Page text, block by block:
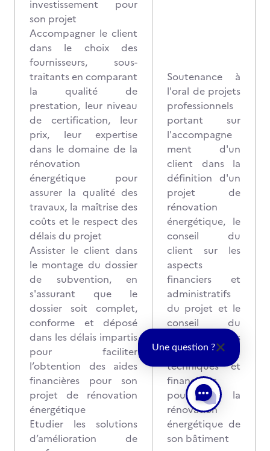
investissement pour
son projet
Accompagner le client
dans le choix des
fournisseurs, sous-
traitants en comparant
la qualité de
prestation, leur niveau
de certification, leur
prix, leur expertise
dans le domaine de la
rénovation
énergétique pour
assurer la qualité des
travaux, la maîtrise des
coûts et le respect des
délais du projet
Assister le client dans
le montage du dossier
de subvention, en
s'assurant que le
dossier soit complet,
conforme et déposé
dans les délais impartis
pour faciliter
l’obtention des aides
financières pour son
projet de rénovation
énergétique
Etudier les solutions
d’amélioration de
Soutenance à
l'oral de projets
professionnels
portant sur
l'accompagne
ment d'un
client dans la
définition d'un
projet de
rénovation
énergétique, le
conseil du
client sur les
aspects
financiers et
administratifs
du projet et le
conseil du
client sur les
solutions
techniques et
financières
pour la
rénovation
énergétique de
son bâtiment
Une question ?